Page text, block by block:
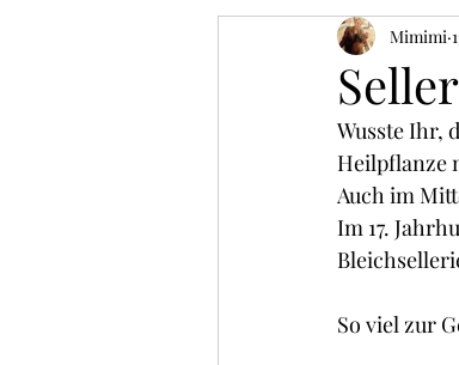
Pizza
Kuchen , Torten
Frühstück
Mimimi
Wusste Ihr,
Heilpflanze
Auch im
Im 17.
So viel zur